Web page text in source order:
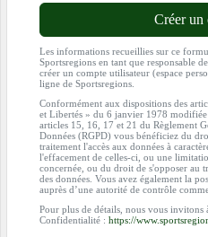
Créer un
Les informations recueillies sur ce
Sportsregions en tant que responsable
créer un compte utilisateur (espace
ligne de Sportsregions.
Conformément aux dispositions des
et Libertés » du 6 janvier 1978
articles 15, 16, 17 et 21 du Règlement
Données (RGPD) vous bénéficiez du
traitement l'accès aux données à
l'effacement de celles-ci, ou une
concernée, ou du droit de s'opposer au
des données. Vous avez également la
auprès d’une autorité de contrôle
Pour plus de détails, nous vous invitons
Confidentialité : https://